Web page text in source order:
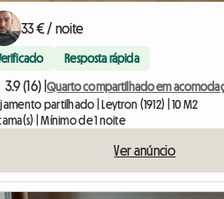
33 € / noite
Resposta rápida
3.9 (16) |
partilhado | Leytron (1912) | 10 M2
| Mínimo de 1 noite
Ver anúncio